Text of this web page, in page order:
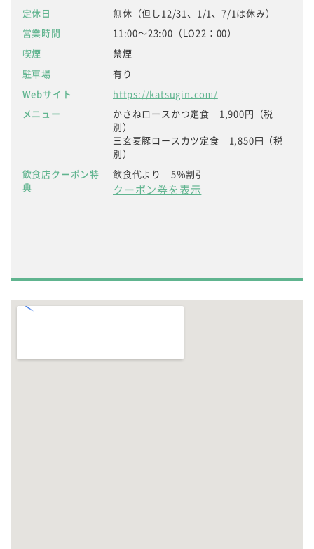
定休日
無休（但し12/31、1/1、7/1は休み）
営業時間
11:00～23:00（LO22：00）
喫煙
禁煙
駐車場
有り
Webサイト
https://katsugin.com/
メニュー
かさねロースかつ定食 1,900円（税
別）
三玄麦豚ロースカツ定食 1,850円（税
別）
飲食店クーポン特
典
飲食代より 5％割引
クーポン券を表示